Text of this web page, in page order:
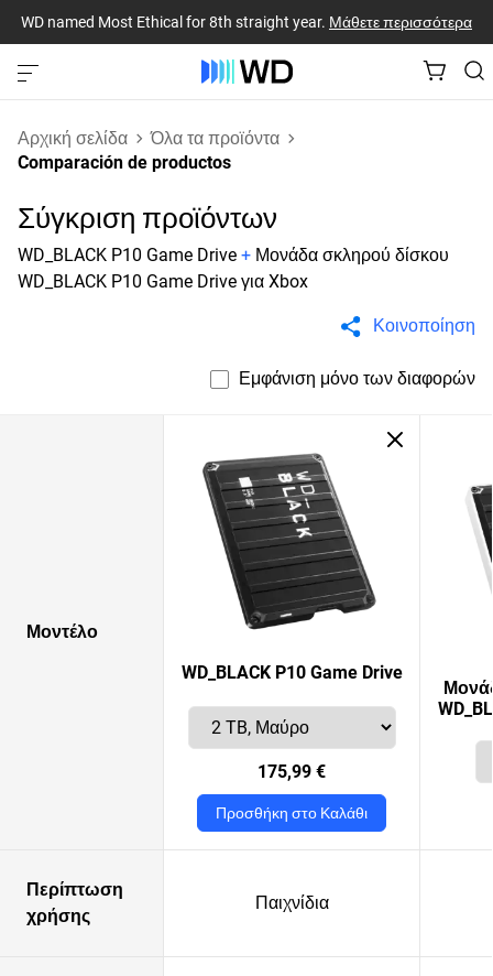
WD named Most Ethical for 8th straight year. Μάθετε περισσότερα
Αρχική σελίδα
Όλα τα προϊόντα
Comparación de productos
Σύγκριση προϊόντων
WD_BLACK P10 Game Drive + Μονάδα σκληρού δίσκου
WD_BLACK P10 Game Drive για Xbox
Κοινοποίηση
Εμφάνιση μόνο των διαφορών
Μοντέλο
WD_BLACK P10 Game Drive
175,99 €
Προσθήκη στο Καλάθι
Περίπτωση
χρήσης
Παιχνίδια